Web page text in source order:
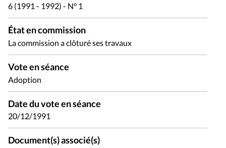
6 (1991 - 1992) - N° 1
État en commission
La commission a clôturé ses travaux
Vote en séance
Adoption
Date du vote en séance
20/12/1991
Document(s) associé(s)